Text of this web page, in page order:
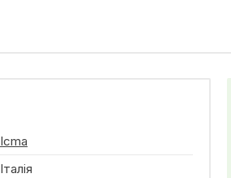
Icma
Італія